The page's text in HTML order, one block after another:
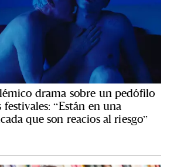
drama sobre un pedófilo
“Están en una
que son reacios al riesgo”